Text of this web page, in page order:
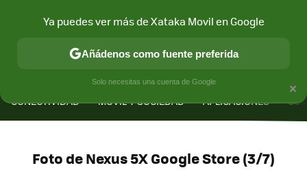
CONECTIVIDAD MÓVIL Y SOCIEDAD APLICACIONES
Foto de Nexus 5X Google Store (3/7)
×
Ya puedes ver más de Xataka Movil en Google
Añádenos como fuente preferida
Solo necesitas una cuenta de Google